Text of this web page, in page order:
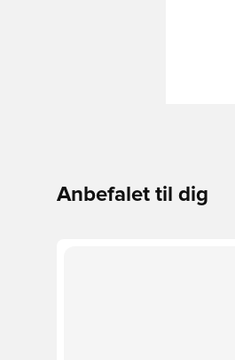
Anbefalet til dig